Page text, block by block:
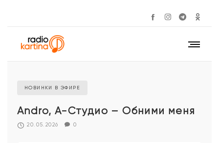
НОВИНКИ В ЭФИРЕ
Andro, А-Студио – Обними меня
20.05.2026 0